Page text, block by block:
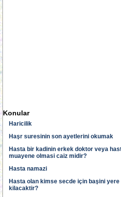
Konular
Haricilik
Haşr suresinin son ayetlerini okumak
Hasta bir kadinin erkek doktor veya
muayene olmasi caiz midir?
Hasta namazi
Hasta olan kimse secde için başini
kilacaktir?